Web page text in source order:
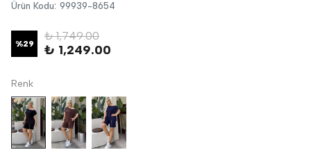
Ürün Kodu: 99939-8654
%29
₺ 1,749.00
₺ 1,249.00
Renk